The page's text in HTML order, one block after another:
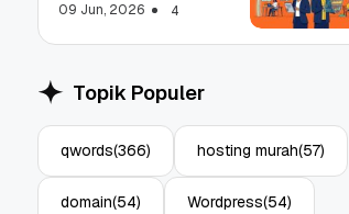
Object Storage untuk
Aplikasi: Atasi Limitasi
09 Jun, 2026 4
Topik Populer
qwords(366) hosting murah(57)
domain(54) Wordpress(54)